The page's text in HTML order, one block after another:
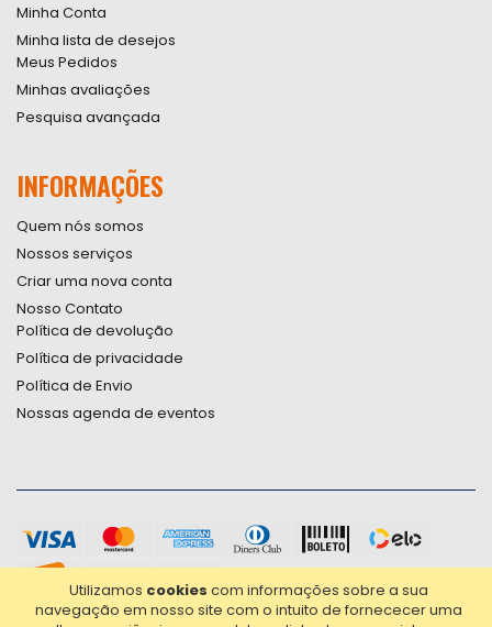
Utilizamos cookies com informações sobre a sua
navegação em nosso site com o intuito de fornececer uma
Minha Conta
Minha lista de desejos
Meus Pedidos
Minhas avaliações
Pesquisa avançada
INFORMAÇÕES
Quem nós somos
Nossos serviços
Criar uma nova conta
Nosso Contato
Política de devolução
Política de privacidade
Política de Envio
Nossas agenda de eventos